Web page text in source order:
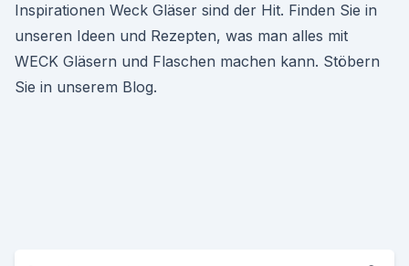
Inspirationen Weck Gläser sind der Hit. Finden Sie in
unseren Ideen und Rezepten, was man alles mit
WECK Gläsern und Flaschen machen kann. Stöbern
Sie in unserem Blog.